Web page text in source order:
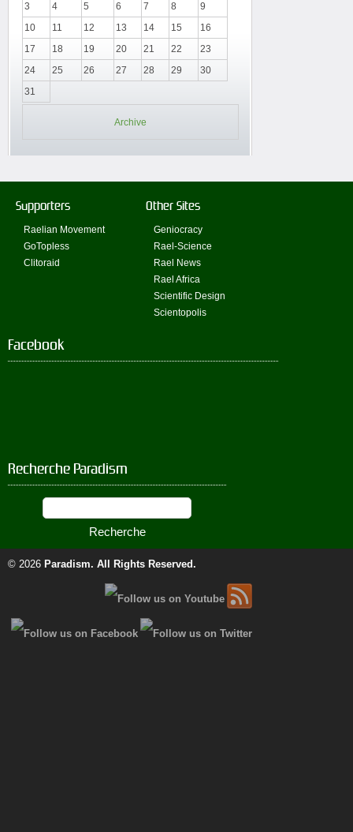
3
4 5 6 7 8
9
10
11 12 13 14 15
16
17
18 19 20 21 22
23
24
25 26 27 28 29
30
31
Archive
Supporters
Raelian Movement
GoTopless
Clitoraid
Other Sites
Geniocracy
Rael-Science
Rael News
Rael Africa
Scientific Design
Scientopolis
Facebook
Recherche Paradism
© 2026 Paradism. All Rights Reserved.